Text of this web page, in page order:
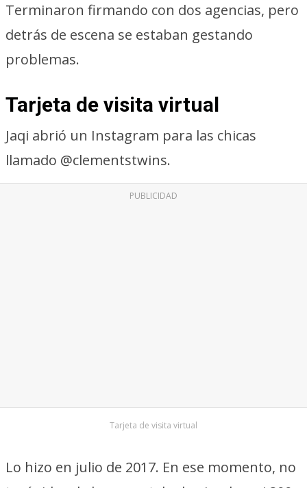
Terminaron firmando con dos agencias, pero
detrás de escena se estaban gestando
problemas.
Tarjeta de visita virtual
Jaqi abrió un Instagram para las chicas
llamado @clementstwins.
PUBLICIDAD
Tarjeta de visita virtual
Lo hizo en julio de 2017. En ese momento, no